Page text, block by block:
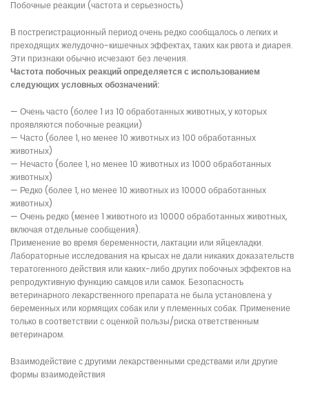
Побочные реакции (частота и серьезность)
В пострегистрационный период очень редко сообщалось о легких и
преходящих желудочно-кишечных эффектах, таких как рвота и диарея.
Эти признаки обычно исчезают без лечения.
Частота побочных реакций определяется с использованием
следующих условных обозначений:
— Очень часто (более 1 из 10 обработанных животных, у которых
проявляются побочные реакции)
— Часто (более 1, но менее 10 животных из 100 обработанных
животных)
— Нечасто (более 1, но менее 10 животных из 1000 обработанных
животных)
— Редко (более 1, но менее 10 животных из 10000 обработанных
животных)
— Очень редко (менее 1 животного из 10000 обработанных животных,
включая отдельные сообщения).
Применение во время беременности, лактации или яйцекладки.
Лабораторные исследования на крысах не дали никаких доказательств
тератогенного действия или каких-либо других побочных эффектов на
репродуктивную функцию самцов или самок. Безопасность
ветеринарного лекарственного препарата не была установлена ​​у
беременных или кормящих собак или у племенных собак. Применение
только в соответствии с оценкой пользы/риска ответственным
ветеринаром.
Взаимодействие с другими лекарственными средствами или другие
формы взаимодействия